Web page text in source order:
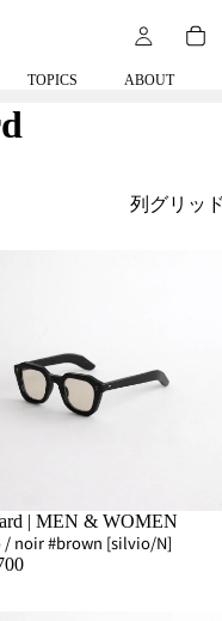
TOPICS ABOUT
列グリッ
| MEN & WOMEN
noir #brown [silvio/N]